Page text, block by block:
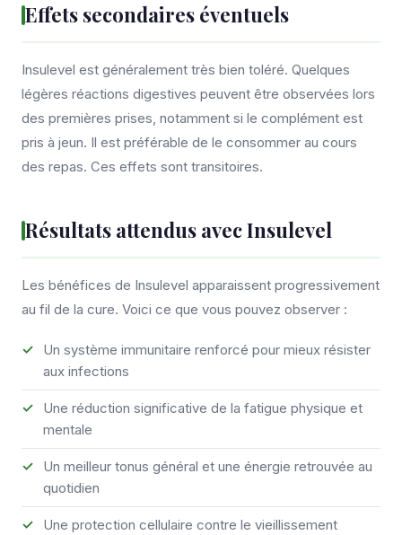
Effets secondaires éventuels
Insulevel est généralement très bien toléré. Quelques
légères réactions digestives peuvent être observées lors
des premières prises, notamment si le complément est
pris à jeun. Il est préférable de le consommer au cours
des repas. Ces effets sont transitoires.
Résultats attendus avec Insulevel
Les bénéfices de Insulevel apparaissent progressivement
au fil de la cure. Voici ce que vous pouvez observer :
Un système immunitaire renforcé pour mieux résister
aux infections
Une réduction significative de la fatigue physique et
mentale
Un meilleur tonus général et une énergie retrouvée au
quotidien
Une protection cellulaire contre le vieillissement